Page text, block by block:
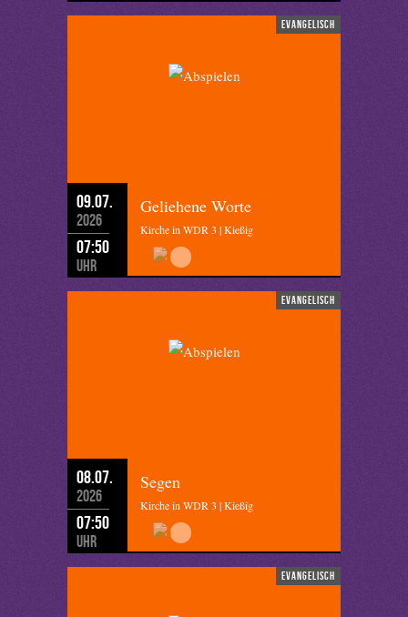
evangelisch
09.07.
2026
07:50
Uhr
Geliehene Worte
Kirche in WDR 3 | Kießig
evangelisch
08.07.
2026
07:50
Uhr
Segen
Kirche in WDR 3 | Kießig
evangelisch